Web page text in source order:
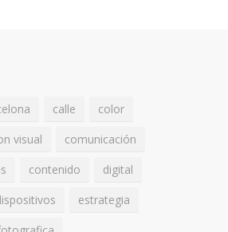
calle
color
visual
comunicación
contenido
digital
estrategia